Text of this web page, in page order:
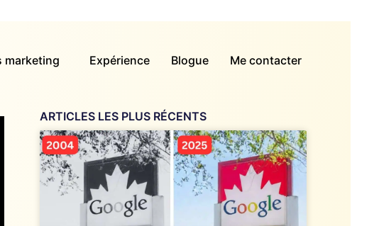
marketing Expérience Blogue Me contacter
ARTICLES LES PLUS RÉCENTS